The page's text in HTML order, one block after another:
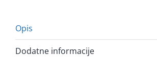
Opis
Dodatne informacije